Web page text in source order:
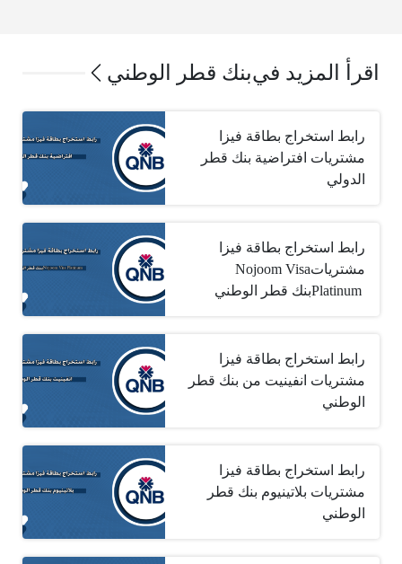
اقرأ المزيد فيبنك قطر الوطني
رابط استخراج بطاقة فيزا
مشتريات افتراضية بنك قطر
الدولي
رابط استخراج بطاقة فيزا
مشتريات‎ Nojoom Visa
Platinum ‎بنك قطر الوطني
رابط استخراج بطاقة فيزا
مشتريات انفينيت من بنك قطر
الوطني
رابط استخراج بطاقة فيزا
مشتريات بلاتينيوم بنك قطر
الوطني